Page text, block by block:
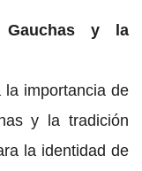
Gauchas y la
importancia de
y la tradición
la identidad de